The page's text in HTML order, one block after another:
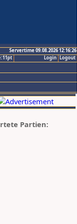
Servertime 09.08.2026 12:16:26
Logout
Login
Partien: